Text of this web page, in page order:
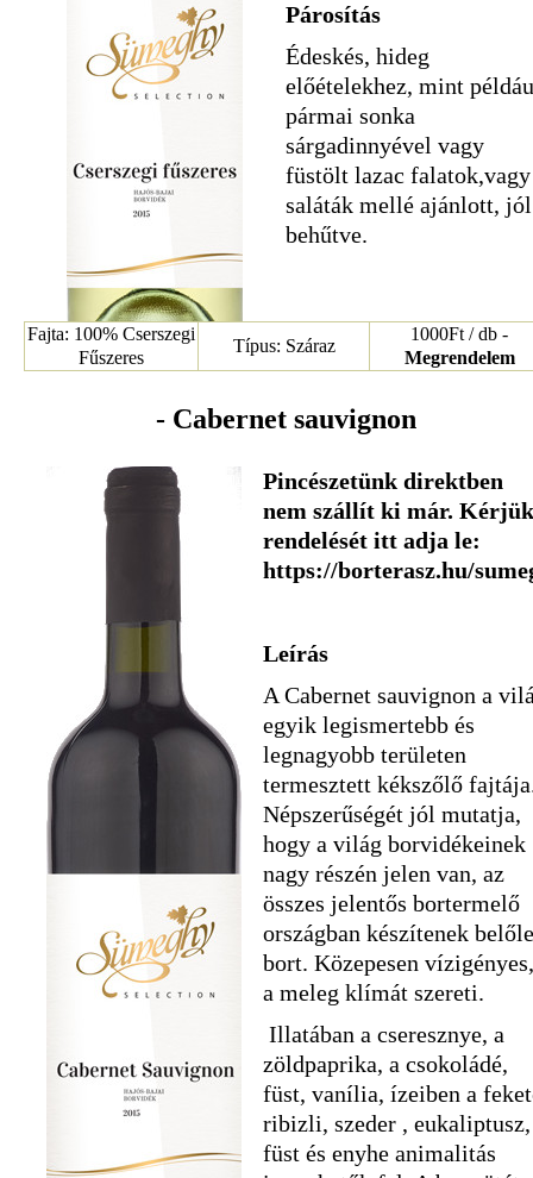
Párosítás
Édeskés, hideg
előételekhez, mint
pármai sonka
sárgadinnyével vagy
füstölt lazac falatok,vagy
saláták mellé ajánlott, jól
behűtve.
Fajta: 100% Cserszegi
Fűszeres
Típus: Száraz
1000Ft / db -
Megrendelem
- Cabernet sauvignon
Pincészetünk direktben
nem szállít ki már. Kérjük
rendelését itt adja le:
https://borterasz.hu/
Leírás
A Cabernet sauvignon a
egyik legismertebb és
legnagyobb területen
termesztett kékszőlő
Népszerűségét jól mutatja,
hogy a világ borvidékeinek
nagy részén jelen van, az
összes jelentős bortermelő
országban készítenek belőle
bort. Közepesen vízigényes,
a meleg klímát szereti.
Illatában a cseresznye, a
zöldpaprika, a csokoládé,
füst, vanília, ízeiben a
ribizli, szeder , eukaliptusz,
füst és enyhe animalitás